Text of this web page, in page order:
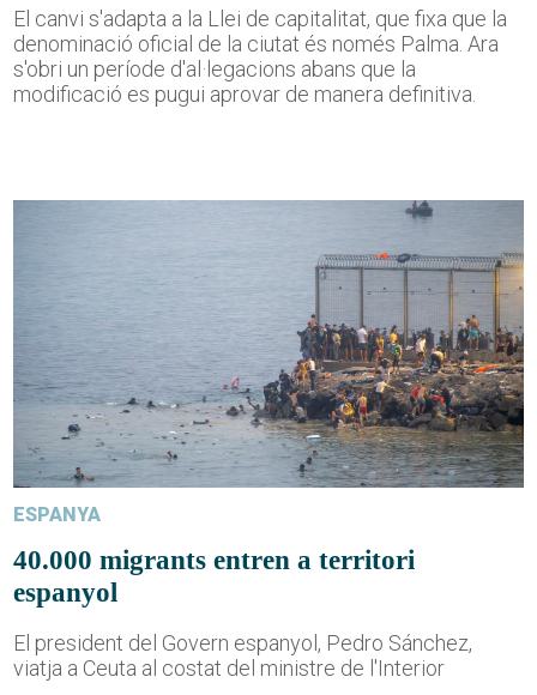
El canvi s'adapta a la Llei de capitalitat, que fixa que la
denominació oficial de la ciutat és només Palma. Ara
s'obri un període d'al·legacions abans que la
modificació es pugui aprovar de manera definitiva.
ESPANYA
40.000 migrants entren a territori
espanyol
El president del Govern espanyol, Pedro Sánchez,
viatja a Ceuta al costat del ministre de l'Interior